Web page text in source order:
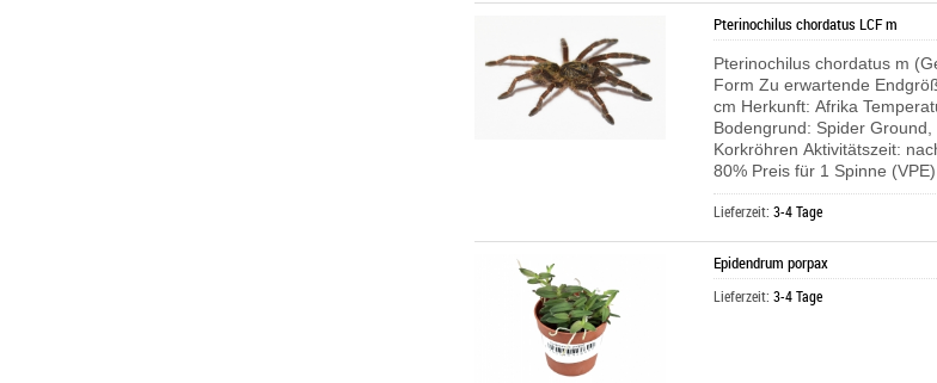
Pterinochilus chordatus LCF m
Pterinochilus chordatus m
Form Zu erwartende
cm Herkunft: Afrika
Bodengrund: Spider Ground,
Korkröhren Aktivitätszeit:
80% Preis für 1 Spinne (VPE)
Lieferzeit:3-4 Tage
Epidendrum porpax
Lieferzeit:3-4 Tage